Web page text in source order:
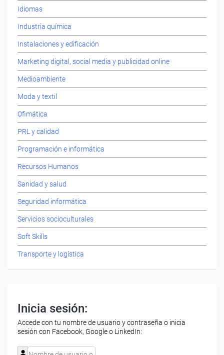
Idiomas
Industria química
Instalaciones y edificación
Marketing digital, social media y publicidad online
Medioambiente
Moda y textil
Ofimática
PRL y calidad
Programación e informática
Recursos Humanos
Sanidad y salud
Seguridad informática
Servicios socioculturales
Soft Skills
Transporte y logística
Inicia sesión:
Accede con tu nombre de usuario y contraseña o inicia
sesión con Facebook, Google o LinkedIn: